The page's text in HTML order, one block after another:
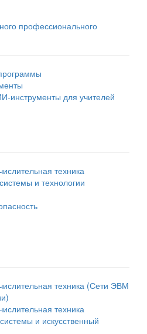
профессионального
для учителей
техника
и технологии
техника (Сети ЭВМ
техника
и искусственный